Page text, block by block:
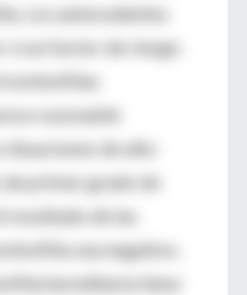
Los antecedentes
sí un factor de riesgo
razonable
de alto
primer grado de
resultado de las
sea negativo.
hereditaria tiene